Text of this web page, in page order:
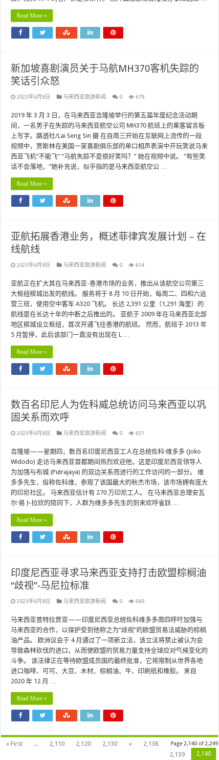
Read More »
新加坡喜剧演员关于马航MH370客机失踪的
笑话引众怒
2023年6月8日 马来西亚旅游新闻 0 679
2019 年 3 月 3 日，在马来西亚吉隆坡举行的第五届年度纪念活动期
间，一名男子在失踪的马来西亚航空公司 MH370 航班上的乘客留言板
上写字。路透社/Lai Seng Sin 摄 在自周三开始在互联网上流传的一段
视频中，贾斯林在美国一家喜剧俱乐部的单口相声表演中开玩笑说马来
西亚飞机“不能飞” “马航失踪不是很好笑吗？” 她在视频中说。 “有些笑
话不会落地，”她补充说，似乎指的是马来西亚航空公 …
Read More »
亚航拓展香港业务，概述菲律宾发展计划 – 在
线航线
2023年6月8日 马来西亚旅游新闻 0 614
亚航正在扩大其在马来西亚-香港市场的业务，推出从该航空公司第三
大枢纽槟城出发的航线。 服务将于 8 月 10 日开始，每周二、四和六运
营三班，使用空中客车 A320 飞机。 长达 2,391 公里（1,291 海里）的
航线是在长达十年的中断之后推出的。 亚航于 2009 年在马来西亚北部
地区槟城设立枢纽，首次开通飞往香港的航班。 然而，航班于 2013 年
5 月暂停，此后该部门一直没有出现在 L …
Read More »
数百名印尼人为佐科威总统访问马来西亚以巩
固关系而欢呼
2023年6月8日 马来西亚旅游新闻 0 631
吉隆坡——星期四，数百名印度尼西亚工人在总统佐科·维多多 (Joko
Widodo) 走访马来西亚首都期间热烈欢迎他，这是印度尼西亚领导人
为加强与布城 (Putrajaya) 的双边关系而进行的工作访问的一部分。 维
多多先生，俗称佐科维，参观了该国最大的秋杰市场，该市场拥有庞大
的印尼社区。 马来西亚估计有 270 万印尼工人。 在马来西亚总理安瓦
尔·易卜拉欣的陪同下，人群为维多多先生的到来欢呼雀跃 …
Read More »
印度尼西亚寻求马来西亚支持打击欧盟棕榈油
“歧视”-马尼拉标准
2023年6月8日 马来西亚旅游新闻 0 649
马来西亚普特拉贾亚——印度尼西亚总统佐科维多多周四呼吁加强与
马来西亚的合作，以保护受到他称之为“歧视”的欧盟贸易法威胁的棕榈
油产品。 欧洲议会于 4 月通过了一项新立法，该立法将禁止被认为会
导致森林砍伐的进口，从而使欧盟的贸易力量支持全球应对气候变化的
斗争。 该法律正在等待欧盟成员国的最终批准，它将限制从世界各地
进口咖啡、可可、大豆、木材、棕榈油、牛、印刷纸和橡胶。 来自
2020 年 12 月 …
Read More »
Page 2,140 of 2,249
« First ... 2,110 2,120 2,130 «
2,138
2,139
2,140